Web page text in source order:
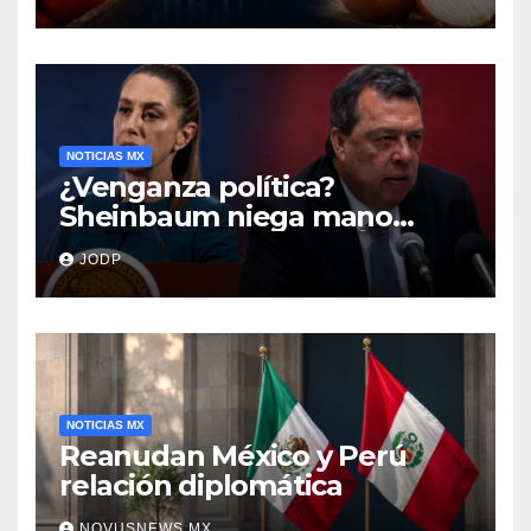
NOTICIAS MX
¿Venganza política?
Sheinbaum niega mano
negra en captura de Ángel
Aguirre
JODP
NOTICIAS MX
Reanudan México y Perú
relación diplomática